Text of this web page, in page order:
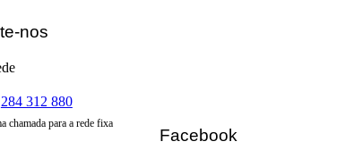
nos
284 312 880
chamada para a rede fixa
Facebook